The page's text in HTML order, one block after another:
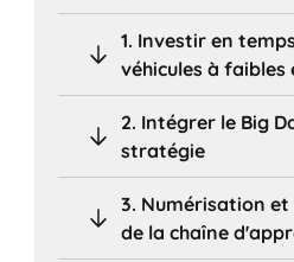
1. Investir en
véhicules à faibles
2. Intégrer le Big
stratégie
3. Numérisation
de la chaîne